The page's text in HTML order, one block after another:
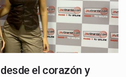
el corazón y